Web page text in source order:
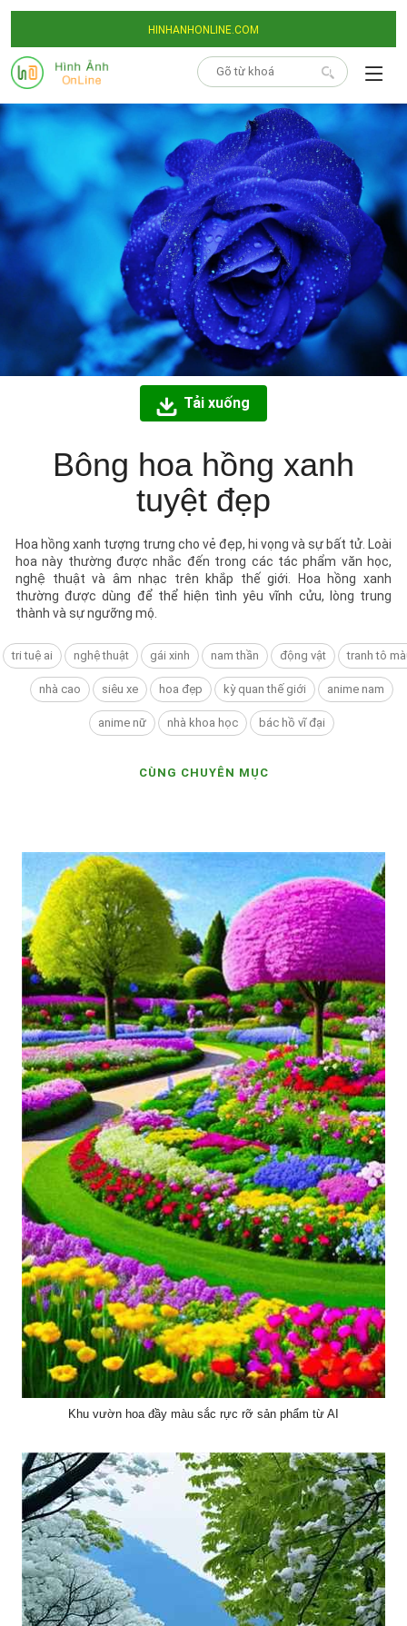
HINHANHONLINE.COM
Tải xuống
Bông hoa hồng xanh
tuyệt đẹp
Hoa hồng xanh tượng trưng cho vẻ đẹp, hi vọng và sự bất tử. Loài
hoa này thường được nhắc đến trong các tác phẩm văn học,
nghệ thuật và âm nhạc trên khắp thế giới. Hoa hồng xanh
thường được dùng để thể hiện tình yêu vĩnh cửu, lòng trung
thành và sự ngưỡng mộ.
tri tuệ ai nghệ thuật gái xinh nam thần động vật tranh tô
nhà cao siêu xe hoa đẹp kỳ quan thế giới anime nam
anime nữ nhà khoa học bác hồ vĩ đại
CÙNG CHUYÊN MỤC
Khu vườn hoa đầy màu sắc rực rỡ sản phẩm từ AI